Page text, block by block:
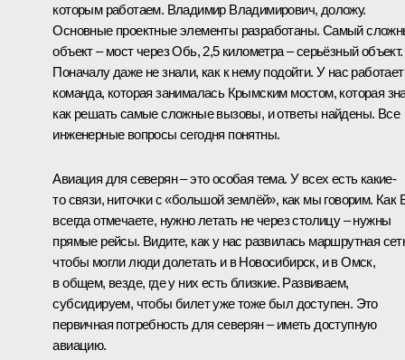
которым работаем. Владимир Владимирович, доложу.
Основные проектные элементы разработаны. Самый
объект – мост через Обь, 2,5 километра – серьёзный объект.
Поначалу даже не знали, как к нему подойти. У нас работает
команда, которая занималась Крымским мостом, которая
как решать самые сложные вызовы, и ответы найдены. Все
инженерные вопросы сегодня понятны.
Авиация для северян – это особая тема. У всех есть какие-
то связи, ниточки с «большой землёй», как мы говорим. Как
всегда отмечаете, нужно летать не через столицу – нужны
прямые рейсы. Видите, как у нас развилась маршрутная
чтобы могли люди долетать и в Новосибирск, и в Омск,
в общем, везде, где у них есть близкие. Развиваем,
субсидируем, чтобы билет уже тоже был доступен. Это
первичная потребность для северян – иметь доступную
авиацию.